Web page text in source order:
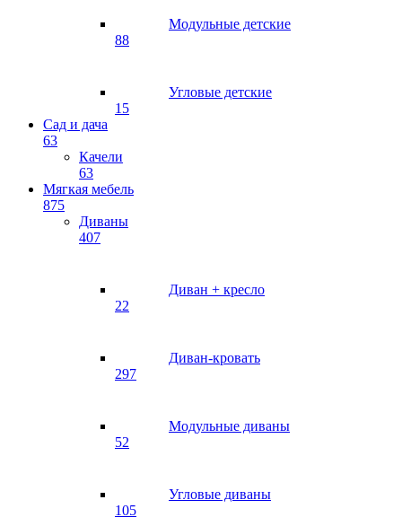
Модульные детские
88
Угловые детские
15
Сад и дача
63
Качели
63
Мягкая мебель
875
Диваны
407
Диван + кресло
22
Диван-кровать
297
Модульные диваны
52
Угловые диваны
105